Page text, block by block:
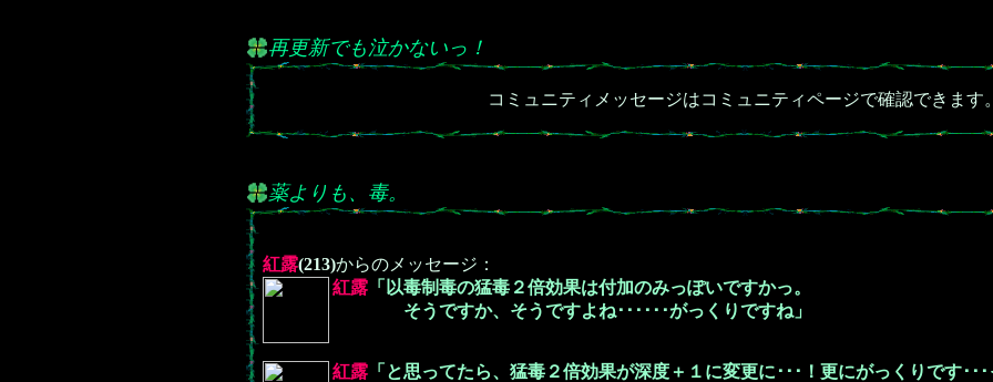
再更新でも泣かないっ！
コミュニティメッセージはコミュニティページで確認できます
薬よりも、毒。
紅露(213)からのメッセージ：
紅露 「以毒制毒の猛毒２倍効果は付加のみっぽいですかっ。
そうですか、そうですよね･･････がっくりですね」
紅露 「と思ってたら、猛毒２倍効果が深度＋１に変更に･･･！更にがっくりです･･･